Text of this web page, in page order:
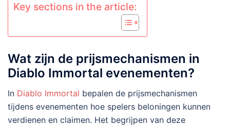
Key sections in the article:
Wat zijn de prijsmechanismen in
Diablo Immortal evenementen?
In Diablo Immortal bepalen de prijsmechanismen
tijdens evenementen hoe spelers beloningen kunnen
verdienen en claimen. Het begrijpen van deze